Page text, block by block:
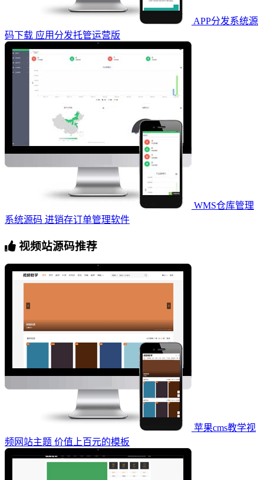
APP分发系统源
码下载 应用分发托管运营版
WMS仓库管理
系统源码 进销存订单管理软件
视频站源码推荐
苹果cms教学视
频网站主题 价值上百元的模板